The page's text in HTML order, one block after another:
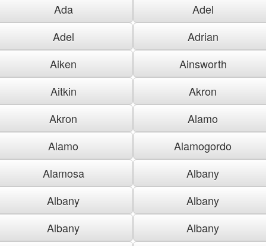
Ada
Adel
Adel
Adrian
Aiken
Ainsworth
Aitkin
Akron
Akron
Alamo
Alamo
Alamogordo
Alamosa
Albany
Albany
Albany
Albany
Albany